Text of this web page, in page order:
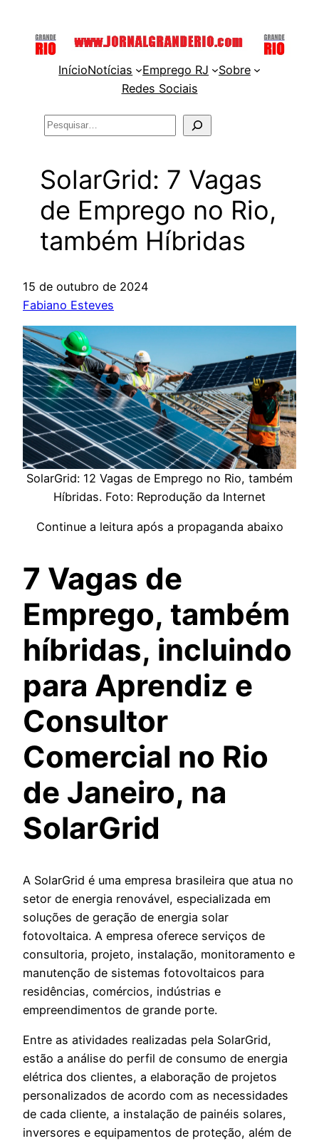
InícioNotícias Emprego RJ
Sobre
Redes Sociais
Pesquisar
SolarGrid: 7 Vagas
de Emprego no Rio,
também Híbridas
15 de outubro de 2024
Fabiano Esteves
SolarGrid: 12 Vagas de Emprego no Rio, também
Híbridas. Foto: Reprodução da Internet
Continue a leitura após a propaganda abaixo
7 Vagas de
Emprego, também
híbridas, incluindo
para Aprendiz e
Consultor
Comercial no Rio
de Janeiro, na
SolarGrid
A SolarGrid é uma empresa brasileira que atua no
setor de energia renovável, especializada em
soluções de geração de energia solar
fotovoltaica. A empresa oferece serviços de
consultoria, projeto, instalação, monitoramento e
manutenção de sistemas fotovoltaicos para
residências, comércios, indústrias e
empreendimentos de grande porte.
Entre as atividades realizadas pela SolarGrid,
estão a análise do perfil de consumo de energia
elétrica dos clientes, a elaboração de projetos
personalizados de acordo com as necessidades
de cada cliente, a instalação de painéis solares,
inversores e equipamentos de proteção, além de